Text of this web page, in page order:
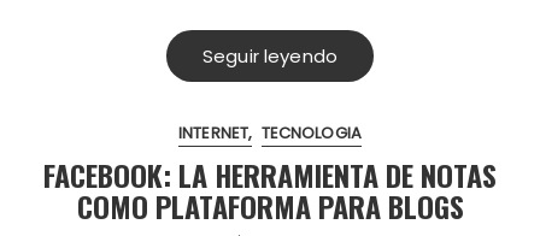
Seguir leyendo
INTERNET TECNOLOGIA
FACEBOOK: LA HERRAMIENTA DE NOTAS
COMO PLATAFORMA PARA BLOGS